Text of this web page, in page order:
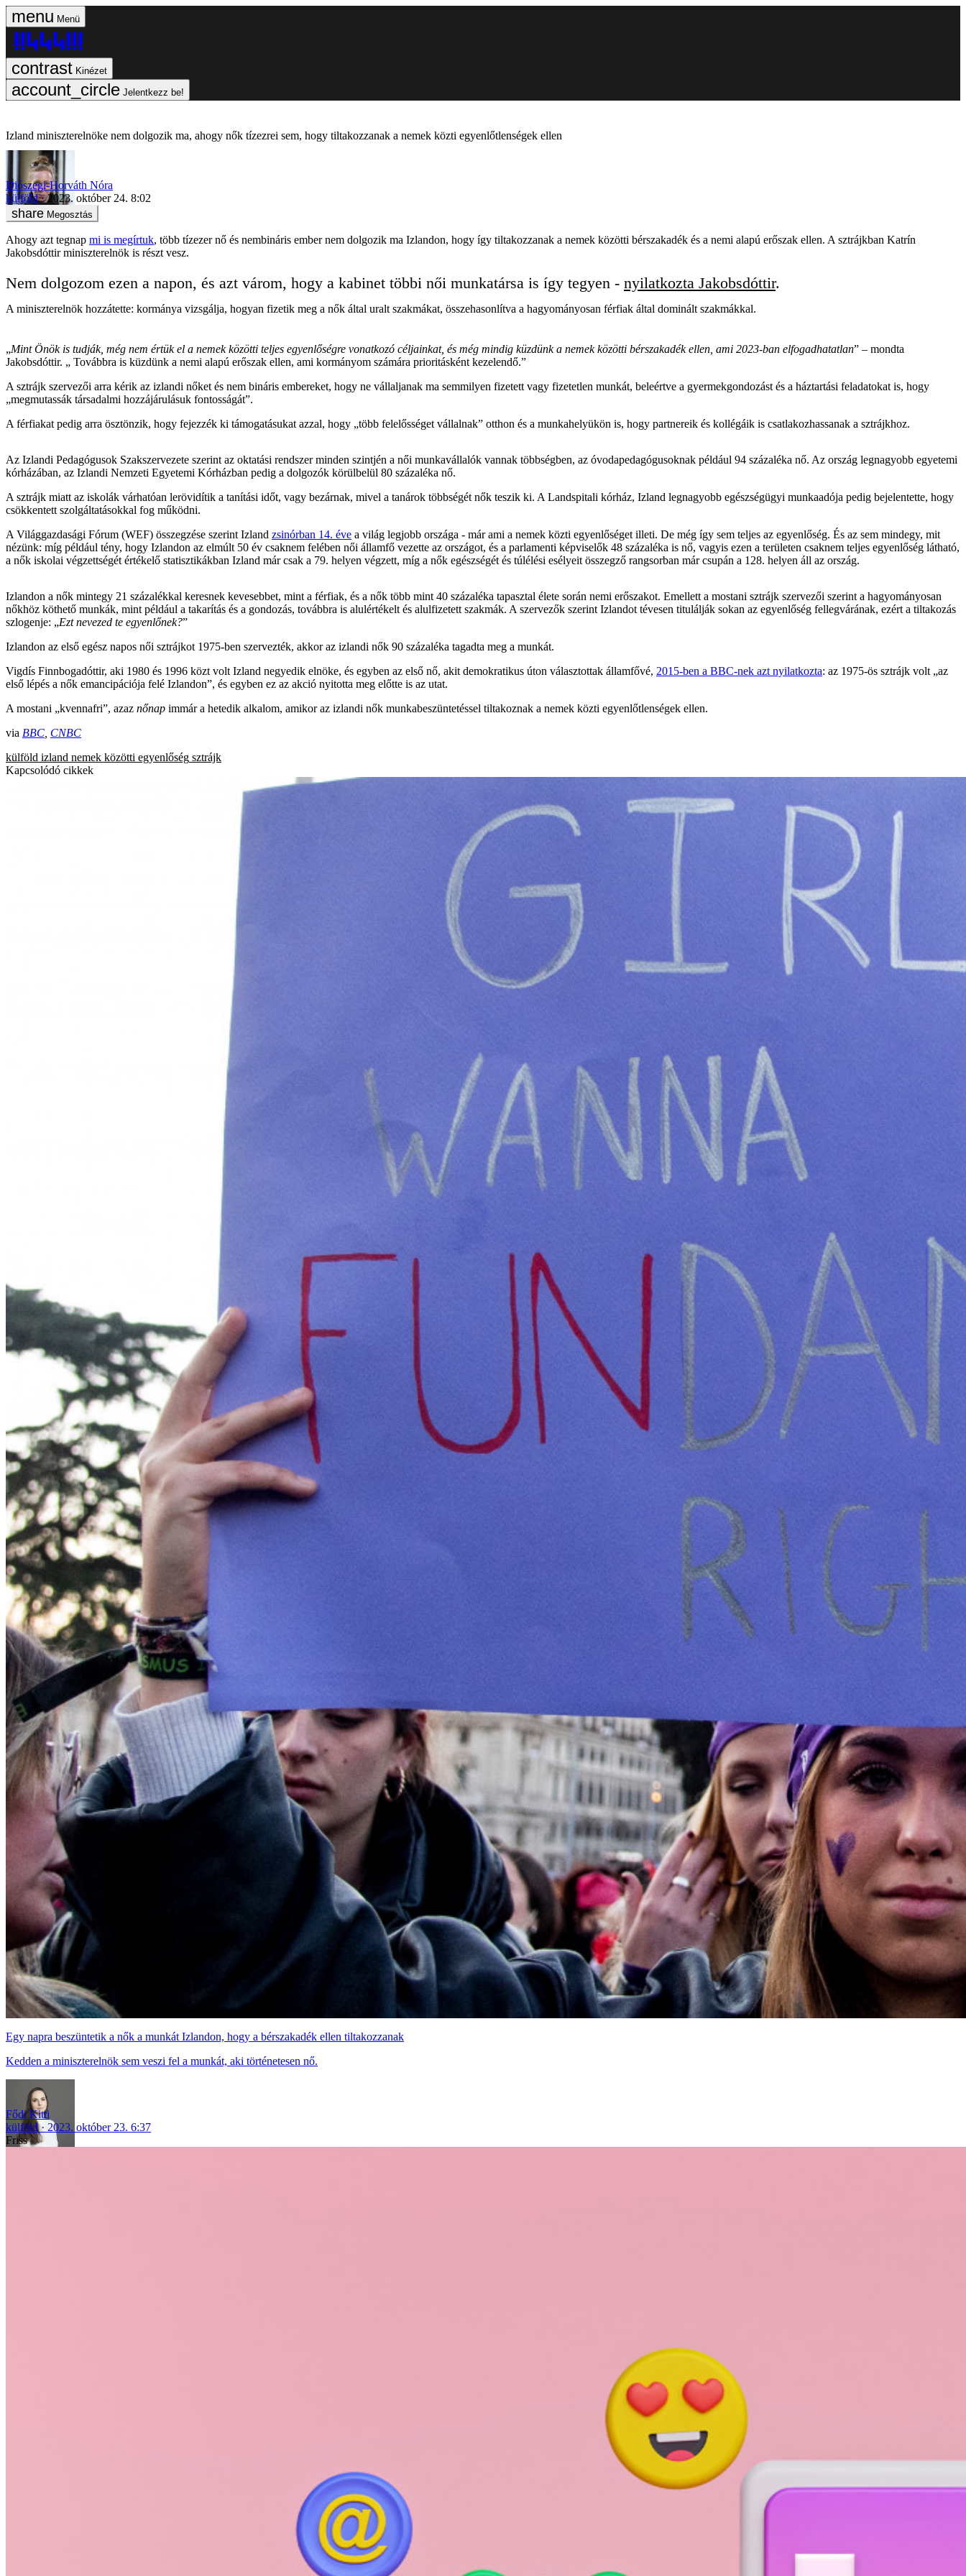
Menü
Kinézet
Jelentkezz be!
Izland miniszterelnöke nem dolgozik ma, ahogy nők tízezrei sem, hogy tiltakozzanak a nemek közti egyenlőtlenségek ellen
Diószegi-Horváth Nóra
külföld
2023. október 24. 8:02
Megosztás
Ahogy azt tegnap mi is megírtuk, több tízezer nő és nembináris ember nem dolgozik ma Izlandon, hogy így tiltakozzanak a nemek közötti bérszakadék és a nemi alapú erőszak ellen. A sztrájkban Katrín
Jakobsdóttir miniszterelnök is részt vesz.
Nem dolgozom ezen a napon, és azt várom, hogy a kabinet többi női munkatársa is így tegyen - nyilatkozta Jakobsdóttir.
A miniszterelnök hozzátette: kormánya vizsgálja, hogyan fizetik meg a nők által uralt szakmákat, összehasonlítva a hagyományosan férfiak által dominált szakmákkal.
„Mint Önök is tudják, még nem értük el a nemek közötti teljes egyenlőségre vonatkozó céljainkat, és még mindig küzdünk a nemek közötti bérszakadék ellen, ami 2023-ban elfogadhatatlan” – mondta
Jakobsdóttir. „ Továbbra is küzdünk a nemi alapú erőszak ellen, ami kormányom számára prioritásként kezelendő.”
A sztrájk szervezői arra kérik az izlandi nőket és nem bináris embereket, hogy ne vállaljanak ma semmilyen fizetett vagy fizetetlen munkát, beleértve a gyermekgondozást és a háztartási feladatokat is, hogy
„megmutassák társadalmi hozzájárulásuk fontosságát”.
A férfiakat pedig arra ösztönzik, hogy fejezzék ki támogatásukat azzal, hogy „több felelősséget vállalnak” otthon és a munkahelyükön is, hogy partnereik és kollégáik is csatlakozhassanak a sztrájkhoz.
Az Izlandi Pedagógusok Szakszervezete szerint az oktatási rendszer minden szintjén a női munkavállalók vannak többségben, az óvodapedagógusoknak például 94 százaléka nő. Az ország legnagyobb egyetemi
kórházában, az Izlandi Nemzeti Egyetemi Kórházban pedig a dolgozók körülbelül 80 százaléka nő.
A sztrájk miatt az iskolák várhatóan lerövidítik a tanítási időt, vagy bezárnak, mivel a tanárok többségét nők teszik ki. A Landspitali kórház, Izland legnagyobb egészségügyi munkaadója pedig bejelentette, hogy
csökkentett szolgáltatásokkal fog működni.
A Világgazdasági Fórum (WEF) összegzése szerint Izland zsinórban 14. éve a világ legjobb országa - már ami a nemek közti egyenlőséget illeti. De még így sem teljes az egyenlőség. És az sem mindegy, mit
nézünk: míg például tény, hogy Izlandon az elmúlt 50 év csaknem felében női államfő vezette az országot, és a parlamenti képviselők 48 százaléka is nő, vagyis ezen a területen csaknem teljes egyenlőség látható,
a nők iskolai végzettségét értékelő statisztikákban Izland már csak a 79. helyen végzett, míg a nők egészségét és túlélési esélyeit összegző rangsorban már csupán a 128. helyen áll az ország.
Izlandon a nők mintegy 21 százalékkal keresnek kevesebbet, mint a férfiak, és a nők több mint 40 százaléka tapasztal élete során nemi erőszakot. Emellett a mostani sztrájk szervezői szerint a hagyományosan
nőkhöz köthető munkák, mint például a takarítás és a gondozás, továbbra is alulértékelt és alulfizetett szakmák. A szervezők szerint Izlandot tévesen titulálják sokan az egyenlőség fellegvárának, ezért a tiltakozás
szlogenje: „Ezt nevezed te egyenlőnek?”
Izlandon az első egész napos női sztrájkot 1975-ben szervezték, akkor az izlandi nők 90 százaléka tagadta meg a munkát.
Vigdís Finnbogadóttir, aki 1980 és 1996 közt volt Izland negyedik elnöke, és egyben az első nő, akit demokratikus úton választottak államfővé, 2015-ben a BBC-nek azt nyilatkozta: az 1975-ös sztrájk volt „az
első lépés a nők emancipációja felé Izlandon”, és egyben ez az akció nyitotta meg előtte is az utat.
A mostani „kvennafri”, azaz nőnap immár a hetedik alkalom, amikor az izlandi nők munkabeszüntetéssel tiltakoznak a nemek közti egyenlőtlenségek ellen.
via BBC CNBC
külföld izland nemek közötti egyenlőség sztrájk
Kapcsolódó cikkek
Egy napra beszüntetik a nők a munkát Izlandon, hogy a bérszakadék ellen tiltakozzanak
Kedden a miniszterelnök sem veszi fel a munkát, aki történetesen nő.
Fődi Kitti
külföld
2023. október 23. 6:37
Friss